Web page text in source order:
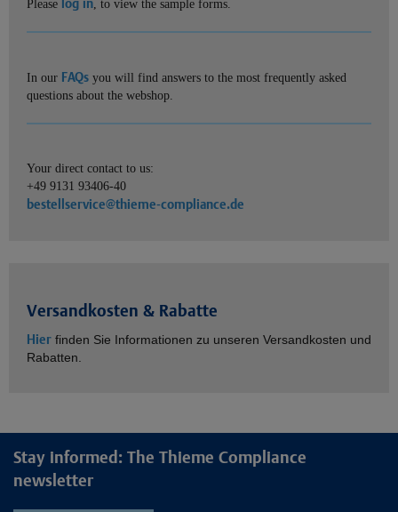
Please log in, to view the sample forms.
In our FAQs you will find answers to the most frequently asked
questions about the webshop.
Your direct contact to us:
+49 9131 93406-40
bestellservice@thieme-compliance.de
Versandkosten & Rabatte
Hier finden Sie Informationen zu unseren Versandkosten und
Rabatten.
Stay informed: The Thieme Compliance
newsletter